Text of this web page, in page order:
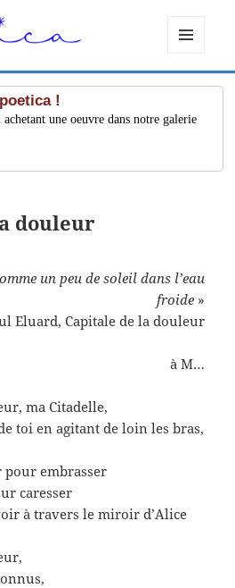
ET
WIDGETS
!
une oeuvre dans notre galerie
douleur
un peu de soleil dans l’eau
froide»
Eluard, Capitale de la douleur
à M…
ma Citadelle,
toi en agitant de loin les bras,
pour embrasser
caresser
à travers le miroir d’Alice